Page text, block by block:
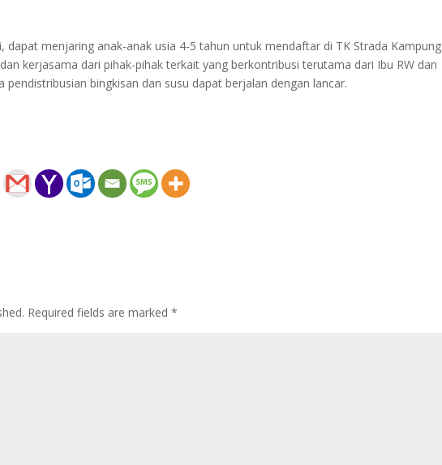
dapat menjaring anak-anak usia 4-5 tahun untuk mendaftar di TK Strada Kampung
kerjasama dari pihak-pihak terkait yang berkontribusi terutama dari Ibu RW dan
pendistribusian bingkisan dan susu dapat berjalan dengan lancar.
Required fields are marked*